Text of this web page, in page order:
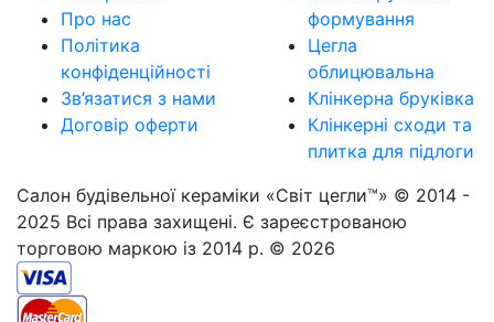
Про нас
Політика
конфіденційності
Зв’язатися з нами
Договір оферти
формування
Цегла
облицювальна
Клінкерна бруківка
Клінкерні сходи та
плитка для підлоги
Салон будівельної кераміки «Світ цегли™» © 2014 -
2025 Всі права захищені. Є зареєстрованою
торговою маркою із 2014 р. © 2026